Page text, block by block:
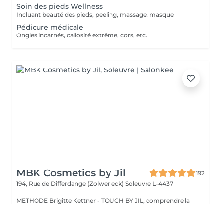
Soin des pieds Wellness
Incluant beauté des pieds, peeling, massage, masque
Pédicure médicale
Ongles incarnés, callosité extrême, cors, etc.
MBK Cosmetics by Jil
192
194, Rue de Differdange (Zolwer eck) Soleuvre L-4437
METHODE Brigitte Kettner - TOUCH BY JIL, comprendre la